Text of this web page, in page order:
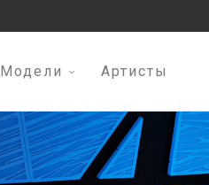
Модели Артисты